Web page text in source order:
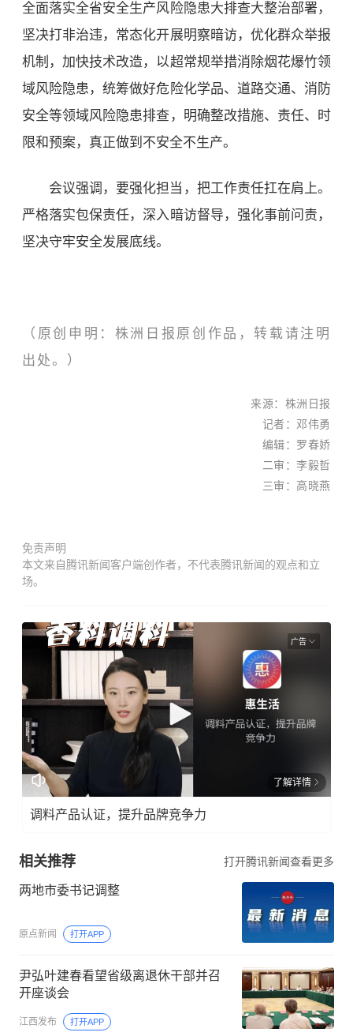
全面落实全省安全生产风险隐患大排查大整治部署，
坚决打非治违，常态化开展明察暗访，优化群众举报
机制，加快技术改造，以超常规举措消除烟花爆竹领
域风险隐患，统筹做好危险化学品、道路交通、消防
安全等领域风险隐患排查，明确整改措施、责任、时
限和预案，真正做到不安全不生产。
会议强调，要强化担当，把工作责任扛在肩上。
严格落实包保责任，深入暗访督导，强化事前问责，
坚决守牢安全发展底线。
（原创申明：株洲日报原创作品，转载请注明
出处。）
来源：株洲日报
记者：邓伟勇
编辑：罗春娇
二审：李毅哲
三审： 高晓燕
免责声明
本文来自腾讯新闻客户端创作者，不代表腾讯新闻的观点和立
场。
广告
了解详情
调料产品认证，提升品牌竞争力
相关推荐 打开腾讯新闻查看更多
两地市委书记调整
原点新闻 打开APP
尹弘叶建春看望省级离退休干部并召
开座谈会
江西发布 打开APP